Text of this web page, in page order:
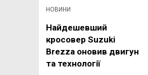
НОВИНИ
Найдешевший
кросовер Suzuki
Brezza оновив двигун
та технології